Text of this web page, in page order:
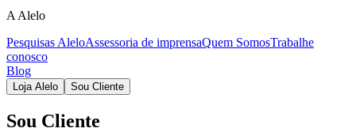
A Alelo
Pesquisas AleloAssessoria de imprensaQuem SomosTrabalhe
conosco
Blog
Loja Alelo Sou Cliente
Sou Cliente